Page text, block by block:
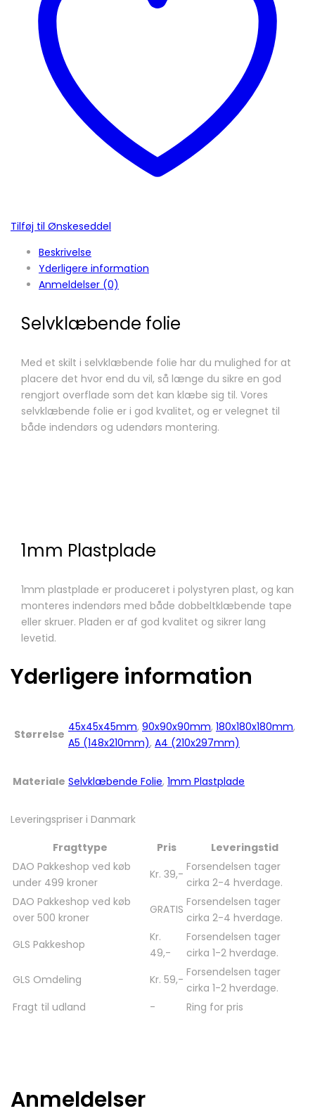
Tilføj til Ønskeseddel
Beskrivelse
Yderligere information
Anmeldelser (0)
Selvklæbende folie
Med et skilt i selvklæbende folie har du mulighed for at
placere det hvor end du vil, så længe du sikre en god
rengjort overflade som det kan klæbe sig til. Vores
selvklæbende folie er i god kvalitet, og er velegnet til
både indendørs og udendørs montering.
1mm Plastplade
1mm plastplade er produceret i polystyren plast, og kan
monteres indendørs med både dobbeltklæbende tape
eller skruer. Pladen er af god kvalitet og sikrer lang
levetid.
Yderligere information
Størrelse
45x45x45mm, 90x90x90mm, 180x180x180mm,
A5 (148x210mm), A4 (210x297mm)
Materiale Selvklæbende Folie, 1mm Plastplade
Leveringspriser i Danmark
Fragttype
Pris
Leveringstid
DAO Pakkeshop ved køb
under 499 kroner
Kr. 39,-
Forsendelsen tager
cirka 2-4 hverdage.
DAO Pakkeshop ved køb
over 500 kroner
GRATIS
Forsendelsen tager
cirka 2-4 hverdage.
GLS Pakkeshop
Kr.
49,-
Forsendelsen tager
cirka 1-2 hverdage.
GLS Omdeling
Kr. 59,-
Forsendelsen tager
cirka 1-2 hverdage.
Fragt til udland
- Ring for pris
Anmeldelser